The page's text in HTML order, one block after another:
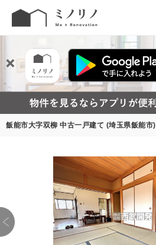
飯能市大字双柳 中古一戸建て (埼玉県飯能市)